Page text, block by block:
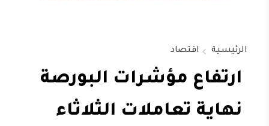
الرئيسية اقتصاد
ارتفاع مؤشرات البورصة
نهاية تعاملات الثلاثاء